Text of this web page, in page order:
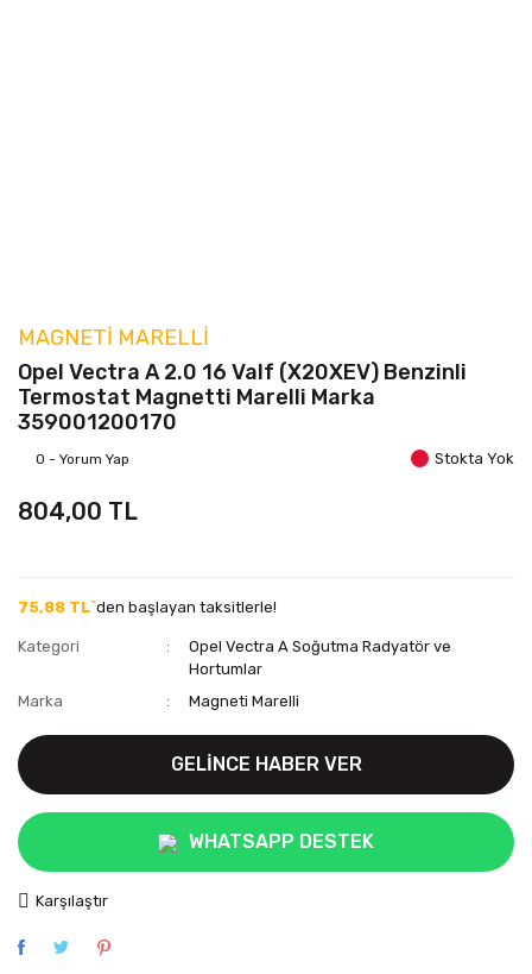
MAGNETI MARELLI
Opel Vectra A 2.0 16 Valf (X20XEV) Benzinli
Termostat Magnetti Marelli Marka
359001200170
0 - Yorum Yap Stokta Yok
804,00 TL
75,88 TL`den başlayan taksitlerle!
Kategori
Opel Vectra A Soğutma Radyatör ve
Hortumlar
Marka
Magneti Marelli
GELİNCE HABER VER
WHATSAPP DESTEK
Karşılaştır